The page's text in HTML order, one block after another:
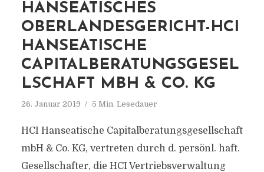
HANSEATISCHES
OBERLANDESGERICHT-HCI
HANSEATISCHE
CAPITALBERATUNGSGESEL
LSCHAFT MBH & CO. KG
26. Januar 2019 5 Min. Lesedauer
HCI Hanseatische Capitalberatungsgesellschaft
mbH & Co. KG, vertreten durch d. persönl. haft.
Gesellschafter, die HCI Vertriebsverwaltung